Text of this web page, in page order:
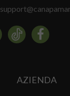
AZIENDA